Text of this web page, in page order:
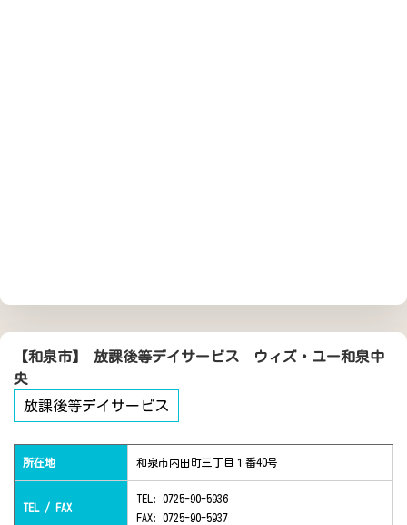
【和泉市】 放課後等デイサービス ウィズ・ユー和泉中
央
放課後等デイサービス
所在地 和泉市内田町三丁目１番40号
TEL / FAX
TEL: 0725-90-5936
FAX: 0725-90-5937